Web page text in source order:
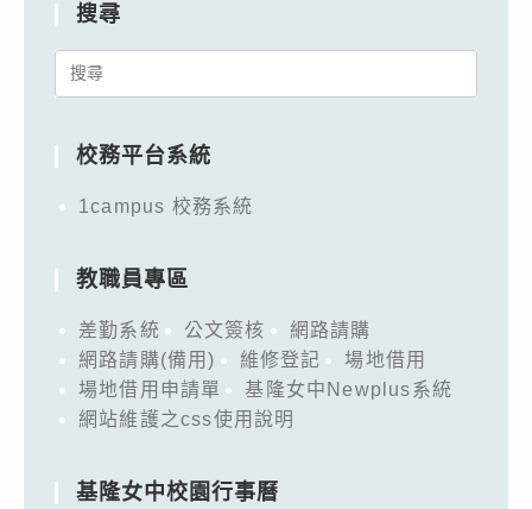
搜尋
Search
校務平台系統
1campus 校務系統
教職員專區
差勤系統 公文簽核
網路請購
網路請購(備用)
維修登記
場地借用
場地借用申請單
基隆女中Newplus系統
網站維護之css使用說明
基隆女中校園行事曆